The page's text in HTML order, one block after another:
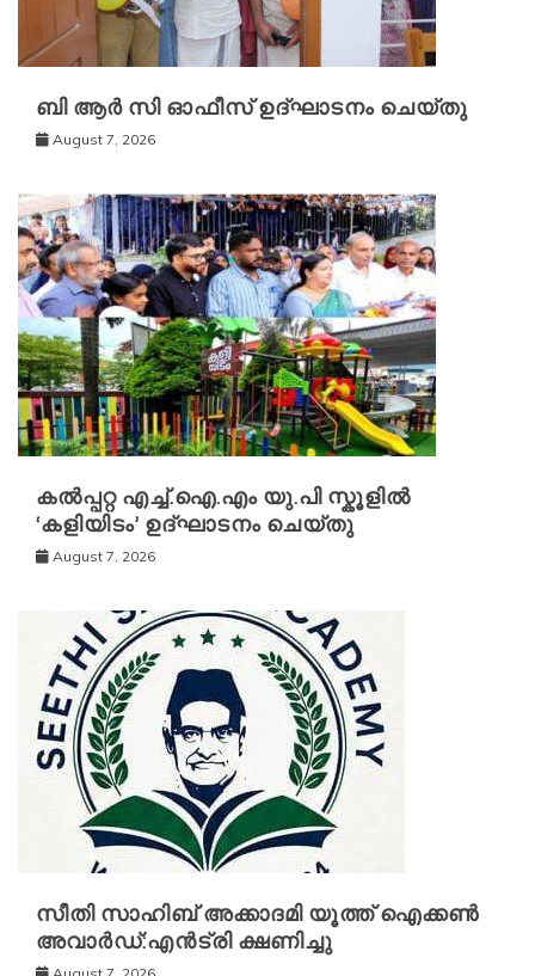
ബി ആർ സി ഓഫീസ് ഉദ്ഘാടനം ചെയ്തു
August 7, 2026
കൽപ്പറ്റ എച്ച്.ഐ.എം യു.പി സ്കൂ‌ളിൽ
‘കളിയിടം’ ഉദ്ഘാടനം ചെയ്തു
August 7, 2026
സീതി സാഹിബ് അക്കാദമി യൂത്ത് ഐക്കൺ
അവാർഡ്:എൻട്രി ക്ഷണിച്ചു